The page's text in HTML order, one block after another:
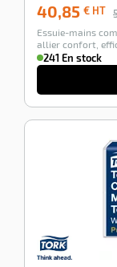
40,85 € HT
Essuie-mains
allier confort,
241 En stock